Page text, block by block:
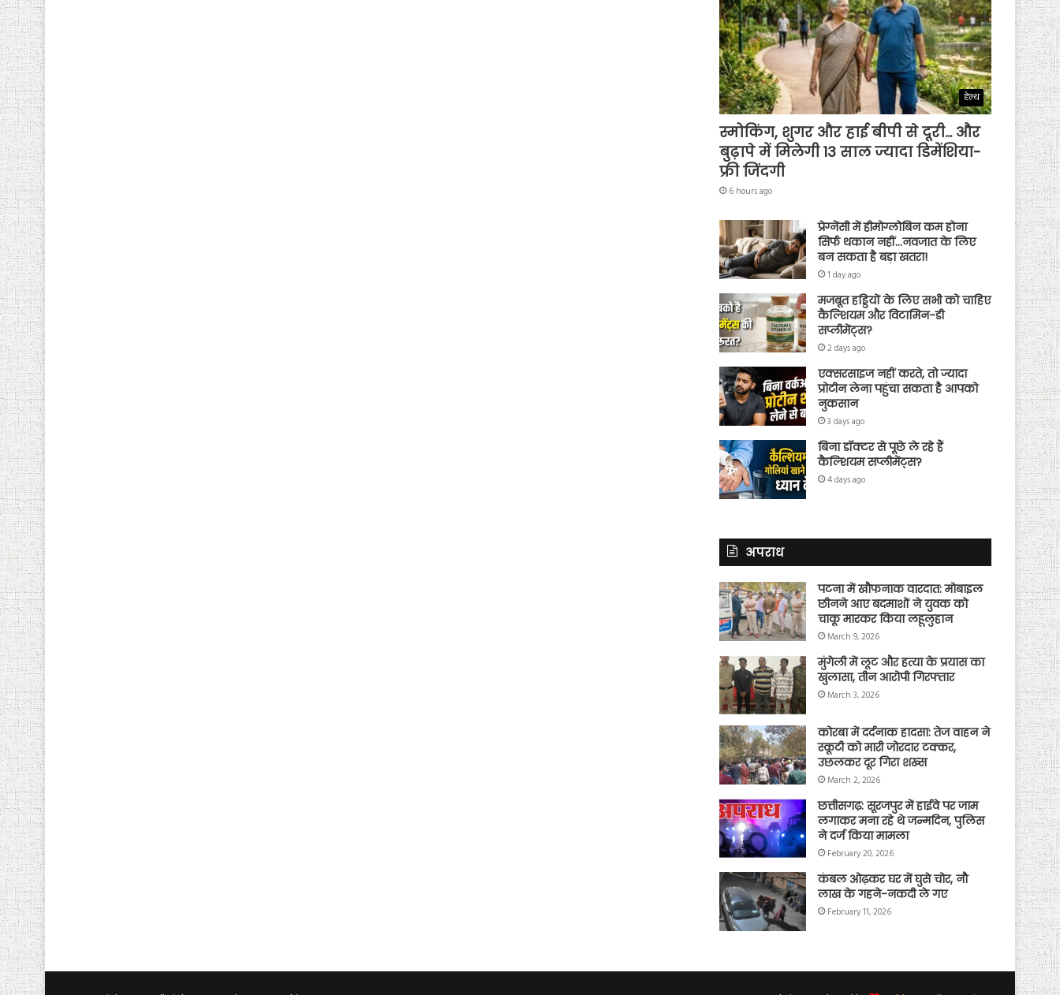
हेल्थ
स्मोकिंग, शुगर और हाई बीपी से दूरी… और
बुढ़ापे में मिलेगी 13 साल ज्यादा डिमेंशिया-
फ्री जिंदगी
6 hours ago
प्रेग्नेंसी में हीमोग्लोबिन कम होना
सिर्फ थकान नहीं…नवजात के लिए
बन सकता है बड़ा खतरा!
1 day ago
मजबूत हड्डियों के लिए सभी को चाहिए
कैल्शियम और विटामिन-डी
सप्लीमेंट्स?
2 days ago
एक्सरसाइज नहीं करते, तो ज्यादा
प्रोटीन लेना पहुंचा सकता है आपको
नुकसान
3 days ago
बिना डॉक्टर से पूछे ले रहे हैं
कैल्शियम सप्लीमेंट्स?
4 days ago
अपराध
पटना में खौफनाक वारदात: मोबाइल
छीनने आए बदमाशों ने युवक को
चाकू मारकर किया लहूलुहान
March 9, 2026
मुंगेली में लूट और हत्या के प्रयास का
खुलासा, तीन आरोपी गिरफ्तार
March 3, 2026
कोरबा में दर्दनाक हादसा: तेज वाहन ने
स्कूटी को मारी जोरदार टक्कर,
उछलकर दूर गिरा शख्स
March 2, 2026
छत्तीसगढ़: सूरजपुर में हाईवे पर जाम
लगाकर मना रहे थे जन्मदिन, पुलिस
ने दर्ज किया मामला
February 20, 2026
कंबल ओढ़कर घर में घुसे चोर, नौ
लाख के गहने-नकदी ले गए
February 11, 2026